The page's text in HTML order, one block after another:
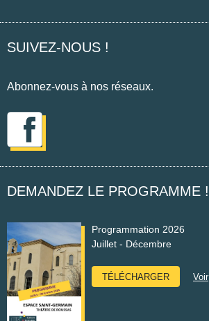
SUIVEZ-NOUS !
Abonnez-vous à nos réseaux.
DEMANDEZ LE PROGRAMME !
Programmation 2026
Juillet - Décembre
TÉLÉCHARGER Voir